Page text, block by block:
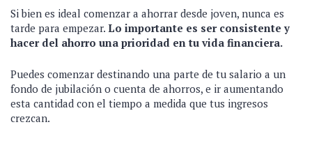
Si bien es ideal comenzar a ahorrar desde joven, nunca es
tarde para empezar. Lo importante es ser consistente y
hacer del ahorro una prioridad en tu vida financiera.
Puedes comenzar destinando una parte de tu salario a un
fondo de jubilación o cuenta de ahorros, e ir aumentando
esta cantidad con el tiempo a medida que tus ingresos
crezcan.